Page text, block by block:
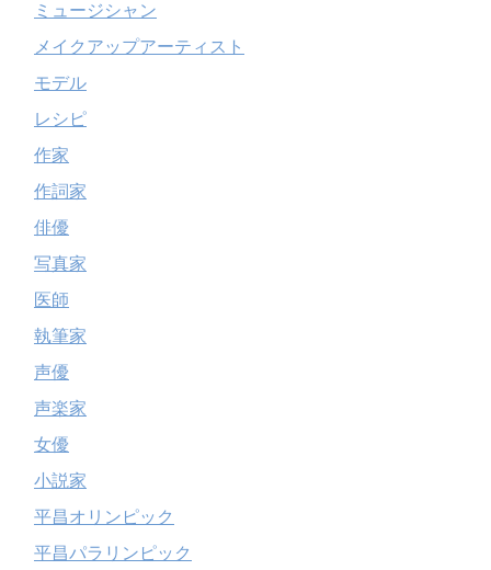
ミュージシャン
メイクアップアーティスト
モデル
レシピ
作家
作詞家
俳優
写真家
医師
執筆家
声優
声楽家
女優
小説家
平昌オリンピック
平昌パラリンピック